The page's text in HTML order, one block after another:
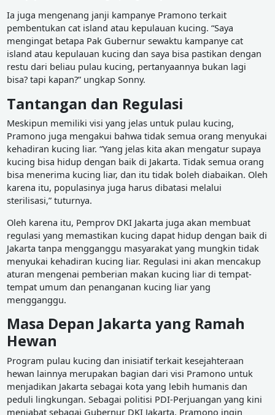
Ia juga mengenang janji kampanye Pramono terkait
pembentukan cat island atau kepulauan kucing. “Saya
mengingat betapa Pak Gubernur sewaktu kampanye cat
island atau kepulauan kucing dan saya bisa pastikan dengan
restu dari beliau pulau kucing, pertanyaannya bukan lagi
bisa? tapi kapan?” ungkap Sonny.
Tantangan dan Regulasi
Meskipun memiliki visi yang jelas untuk pulau kucing,
Pramono juga mengakui bahwa tidak semua orang menyukai
kehadiran kucing liar. “Yang jelas kita akan mengatur supaya
kucing bisa hidup dengan baik di Jakarta. Tidak semua orang
bisa menerima kucing liar, dan itu tidak boleh diabaikan. Oleh
karena itu, populasinya juga harus dibatasi melalui
sterilisasi,” tuturnya.
Oleh karena itu, Pemprov DKI Jakarta juga akan membuat
regulasi yang memastikan kucing dapat hidup dengan baik di
Jakarta tanpa mengganggu masyarakat yang mungkin tidak
menyukai kehadiran kucing liar. Regulasi ini akan mencakup
aturan mengenai pemberian makan kucing liar di tempat-
tempat umum dan penanganan kucing liar yang
mengganggu.
Masa Depan Jakarta yang Ramah
Hewan
Program pulau kucing dan inisiatif terkait kesejahteraan
hewan lainnya merupakan bagian dari visi Pramono untuk
menjadikan Jakarta sebagai kota yang lebih humanis dan
peduli lingkungan. Sebagai politisi PDI-Perjuangan yang kini
menjabat sebagai Gubernur DKI Jakarta, Pramono ingin